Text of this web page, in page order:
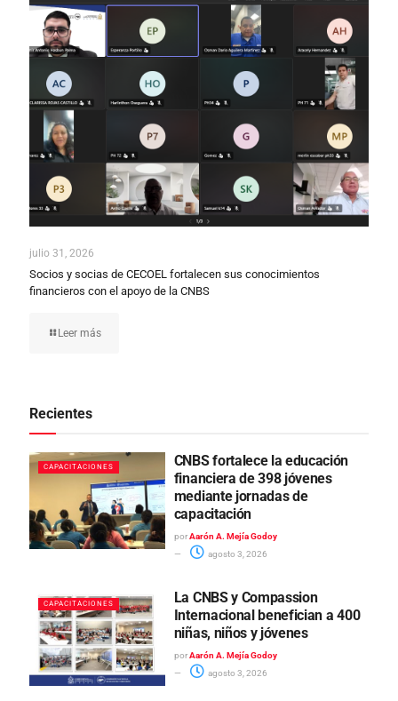
julio 31, 2026
Socios y socias de CECOEL fortalecen sus conocimientos
financieros con el apoyo de la CNBS
Leer más
Recientes
CAPACITACIONES
CNBS fortalece la educación
financiera de 398 jóvenes
mediante jornadas de
capacitación
por Aarón A. Mejía Godoy
agosto 3, 2026
CAPACITACIONES
La CNBS y Compassion
Internacional benefician a 400
niñas, niños y jóvenes
por Aarón A. Mejía Godoy
agosto 3, 2026